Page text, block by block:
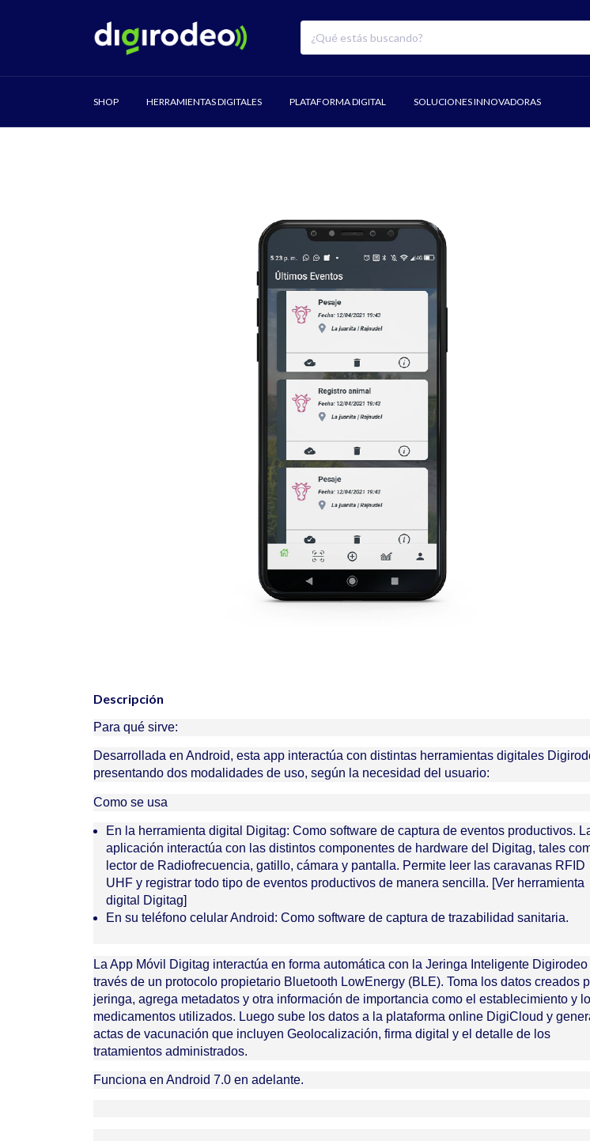
SHOP HERRAMIENTAS DIGITALES PLATAFORMA DIGITAL SOLUCIONES INNOVADORAS
Descripción
Para qué sirve:
Desarrollada en Android, esta app interactúa con distintas herramientas digitales
presentando dos modalidades de uso, según la necesidad del usuario:
Como se usa
En la herramienta digital Digitag: Como software de captura de eventos productivos.
aplicación interactúa con las distintos componentes de hardware del Digitag, tales
lector de Radiofrecuencia, gatillo, cámara y pantalla. Permite leer las caravanas RFID
UHF y registrar todo tipo de eventos productivos de manera sencilla. [Ver herramienta
digital Digitag]
En su teléfono celular Android: Como software de captura de trazabilidad sanitaria.
La App Móvil Digitag interactúa en forma automática con la Jeringa Inteligente Digirodeo
través de un protocolo propietario Bluetooth LowEnergy (BLE). Toma los datos creados
jeringa, agrega metadatos y otra información de importancia como el establecimiento y
medicamentos utilizados. Luego sube los datos a la plataforma online DigiCloud y
actas de vacunación que incluyen Geolocalización, firma digital y el detalle de los
tratamientos administrados.
Funciona en Android 7.0 en adelante.